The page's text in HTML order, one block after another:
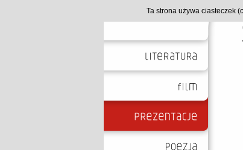
Ta strona używa ciasteczek